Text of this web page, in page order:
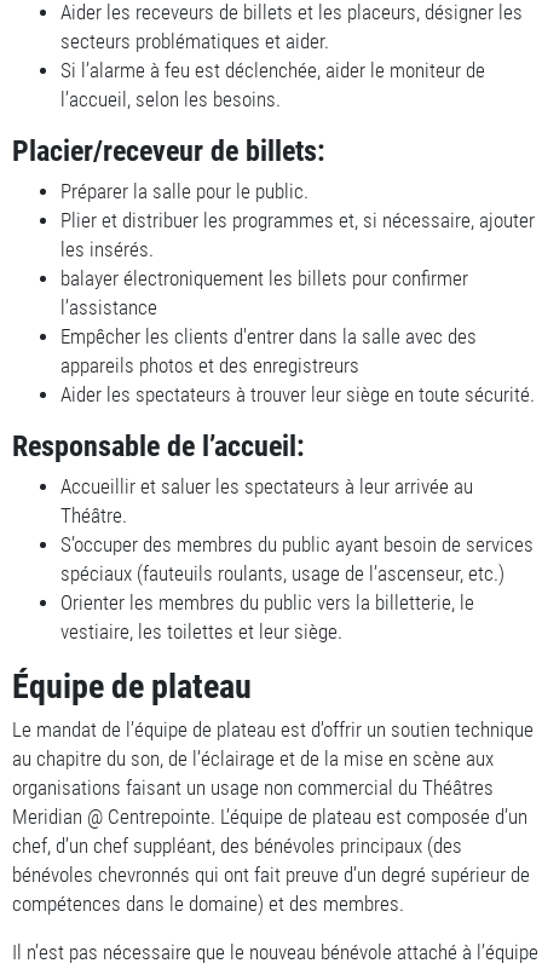
Aider les receveurs de billets et les placeurs, désigner les
secteurs problématiques et aider.
Si l’alarme à feu est déclenchée, aider le moniteur de
l’accueil, selon les besoins.
Placier/receveur de billets:
Préparer la salle pour le public.
Plier et distribuer les programmes et, si nécessaire, ajouter
les insérés.
balayer électroniquement les billets pour confirmer
l’assistance
Empêcher les clients d'entrer dans la salle avec des
appareils photos et des enregistreurs
Aider les spectateurs à trouver leur siège en toute sécurité.
Responsable de l’accueil:
Accueillir et saluer les spectateurs à leur arrivée au
Théâtre.
S’occuper des membres du public ayant besoin de services
spéciaux (fauteuils roulants, usage de l’ascenseur, etc.)
Orienter les membres du public vers la billetterie, le
vestiaire, les toilettes et leur siège.
Équipe de plateau
Le mandat de l’équipe de plateau est d’offrir un soutien technique
au chapitre du son, de l’éclairage et de la mise en scène aux
organisations faisant un usage non commercial du Théâtres
Meridian @ Centrepointe. L’équipe de plateau est composée d’un
chef, d’un chef suppléant, des bénévoles principaux (des
bénévoles chevronnés qui ont fait preuve d’un degré supérieur de
compétences dans le domaine) et des membres.
Il n’est pas nécessaire que le nouveau bénévole attaché à l’équipe